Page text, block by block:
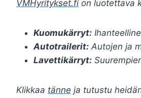
VMHyritykset.fi on luotettava
Kuomukärryt:
Autotrailerit: Autojen ja
Lavettikärryt:
Klikkaa tänne ja tutustu